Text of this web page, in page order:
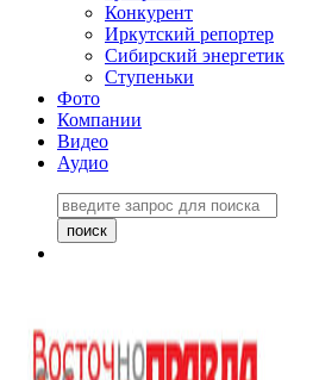
Конкурент
Иркутский репортер
Сибирский энергетик
Ступеньки
Фото
Компании
Видео
Аудио